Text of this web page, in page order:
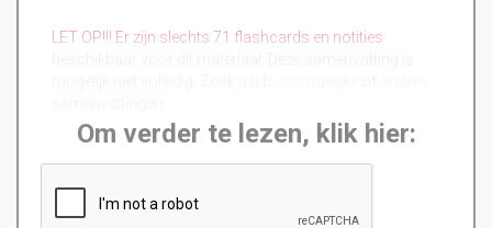
LET OP!!! Er zijn slechts 71 flashcards en notities
beschikbaar voor dit materiaal. Deze samenvatting is
Om verder te lezen, klik hier: